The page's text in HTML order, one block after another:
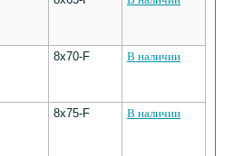
8х70-F В наличии
8х75-F В наличии